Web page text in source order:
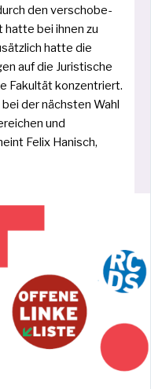
den ver­scho­be­
bei ihnen zu
hat­te die
auf die Juristische
Fakultät kon­zen­triert.
der nächs­ten Wahl
und
Felix Hanisch,